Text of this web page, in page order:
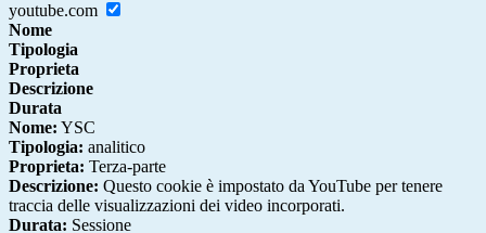
youtube.com
Nome
Tipologia
Proprieta
Descrizione
Durata
Nome: YSC
Tipologia: analitico
Proprieta: Terza-parte
Descrizione: Questo cookie è impostato da YouTube per tenere
traccia delle visualizzazioni dei video incorporati.
Durata: Sessione